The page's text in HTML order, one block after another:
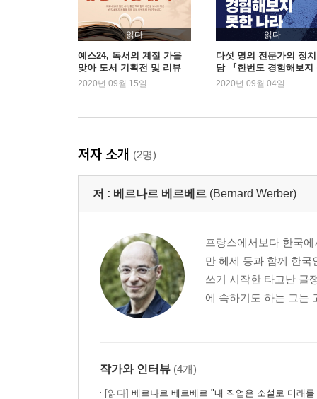
읽다
예스24, 독서의 계절 가을
맞아 도서 기획전 및 리뷰
이벤트 진행
2020년 09월 15일
읽다
다섯 명의 전문가의 정
담 『한번도 경험해보지
한 나라』 2주 연속 1위
2020년 09월 04일
저자 소개 (2명)
저 : 베르나르 베르베르 (Bernard Werber)
프랑스에서보다 한국
만 헤세 등과 함께 한
쓰기 시작한 타고난 글
에 속하기도 하는 그는
작가와 인터뷰 (4개)
[읽다] 베르나르 베르베르 "내 직업은 소설로 미래